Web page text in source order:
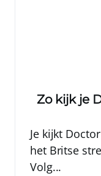
Zo kijk je
Je kijkt
het Britse
Volg...